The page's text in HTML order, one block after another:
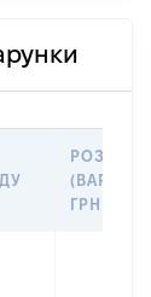
РОЗМІР
ГРН